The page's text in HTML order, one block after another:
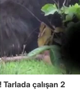
çalışan 2